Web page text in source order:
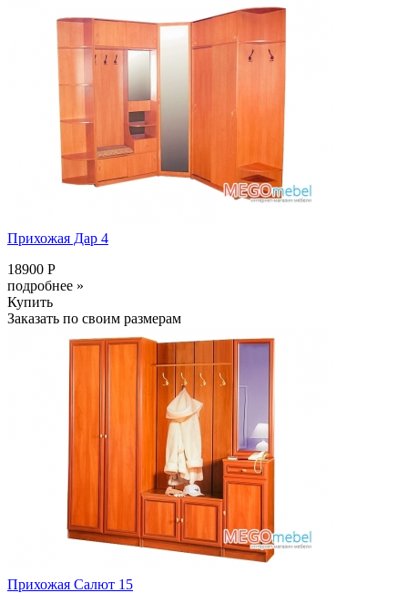
Прихожая Дар 4
18900 Р
подробнее »
Купить
Заказать по своим размерам
Прихожая Салют 15